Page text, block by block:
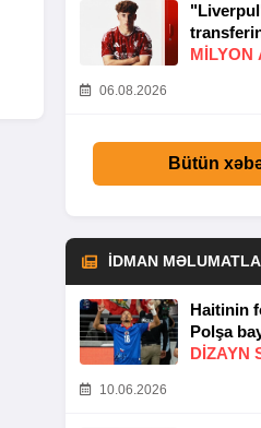
MILYON
06.08.2026
Bütün
İDMAN
Haitinin
Polşa
DIZAYN
10.06.2026